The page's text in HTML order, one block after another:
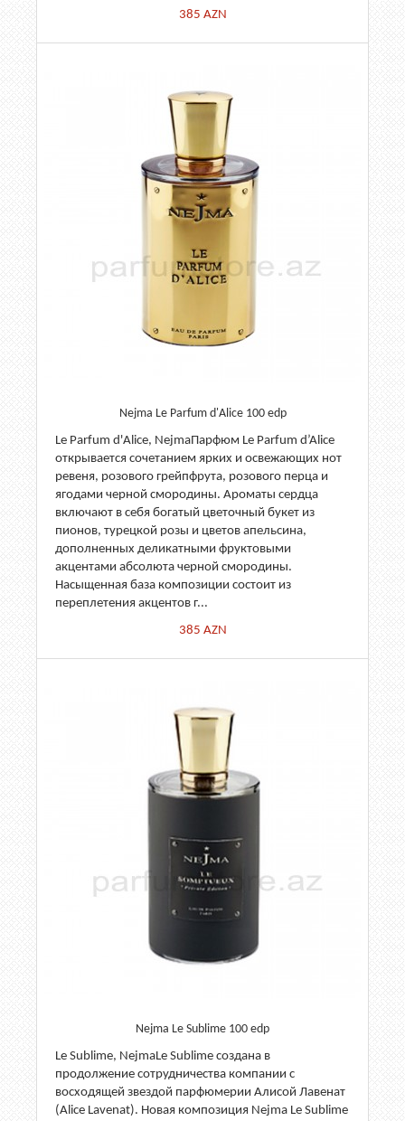
385 AZN
Nejma Le Parfum d'Alice 100 edp
Le Parfum d'Alice, NejmaПарфюм Le Parfum d’Alice
открывается сочетанием ярких и освежающих нот
ревеня, розового грейпфрута, розового перца и
ягодами черной смородины. Ароматы сердца
включают в себя богатый цветочный букет из
пионов, турецкой розы и цветов апельсина,
дополненных деликатными фруктовыми
акцентами абсолюта черной смородины.
Насыщенная база композиции состоит из
переплетения акцентов г...
385 AZN
Nejma Le Sublime 100 edp
Le Sublime, NejmaLe Sublime создана в
продолжение сотрудничества компании с
восходящей звездой парфюмерии Алисой Лавенат
(Alice Lavenat). Новая композиция Nejma Le Sublime